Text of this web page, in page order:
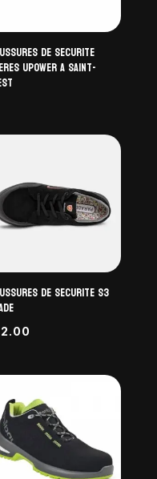
de securite
upower a Saint-
de securite S3